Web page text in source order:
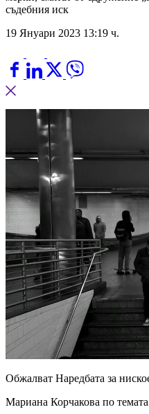
съдебния иск
19 Януари 2023 13:19 ч.
Обжалват Наредбата за
Мариана Корчакова по